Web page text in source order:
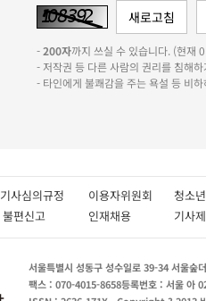
-200자까지 쓰실 수 있습니다. (현
- 저작권 등 다른 사람의 권리를 침해
- 타인에게 불쾌감을 주는 욕설 등 비
기사심의규정 이용자위원회 청소
불편신고 인재채용 기
서울특별시 성동구 성수일로 39-34 서울숲
팩스 : 070-4015-8658등록번호 : 서울 아